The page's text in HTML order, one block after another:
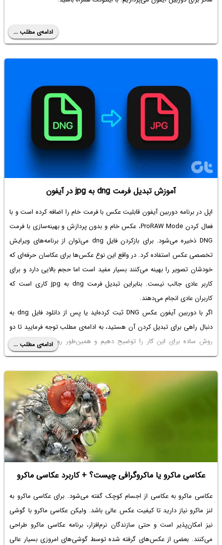
ادامه‌ی مطلب ...
آموزش تبدیل فرمت dng به jpg در آیفون
اپل در برنامه دوربین آیفون قابلیت عکس با فرمت خام را اضافه کرده است و با
فعال کردن ProRAW Mode، عکس خام و بدون پردازش و بهینه‌سازی با فرمت
DNG ذخیره می‌شود. برای
بازکردن فایل dng
می‌توان از برنامه‌های ویرایش
تخصصی عکس استفاده کرد. در واقع این نوع عکس‌ها برای عکاسان حرفه‌ای که
خودشان تصویر را بهینه می‌کنند بسیار مفید است اما حجم بالایی دارد و برای
کاربر عادی جالب نیست. بنابراین تبدیل فرمت dng به jpg
کاری است که
کاربران عادی انجام می‌دهند.
اگر با دوربین آیفون عکس DNG ثبت کرده‌اید یا پس از
دانلود فایل dng
به
دنبال راهی برای تبدیل کردن آن هستید، به ادامه‌ی مطلب توجه فرمایید تا دو
روش ساده برای این کار را توضیح دهیم و همین‌طور روش غیرفعال کردن
فرمت DNG در تنظیمات دوربین آیفون را بررسی کنیم.
ادامه‌ی مطلب ...
عکاسی ماکرو یا ماکروگرافی چیست؟ + کاربرد عکاسی ماکرو
عکاسی ماکرو به عکاسی از اجسام کوچک گفته می‌شود. برای عکاسی ماکرو به
لنز ماکرو نیاز دارید تا کیفیت عکس عالی باشد. ولیکن عکاسی ماکرو با گوشی
نیز امکان‌پذیر است و حتی سازندگان نرم‌افزار، برنامه عکاسی ماکرو طراحی
می‌کنند. بعضی از عکس‌های گرفته شده توسط گوشی‌های امروزی بسیار عالی